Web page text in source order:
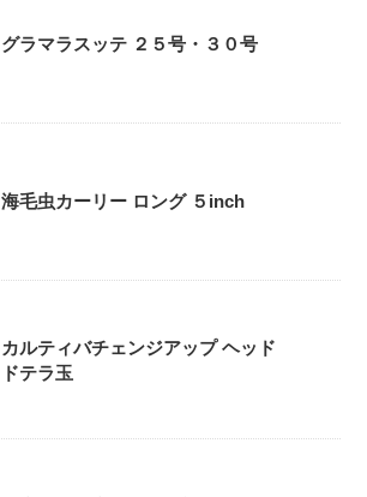
グラマラスッテ ２５号・３０号
海毛虫カーリー ロング ５inch
カルティバチェンジアップ ヘッド
ドテラ玉